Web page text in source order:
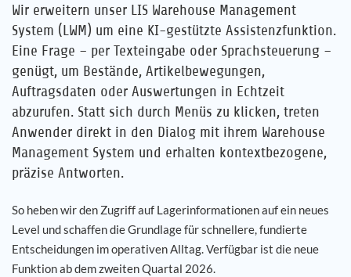
Wir erweitern unser LIS Warehouse Management
System (LWM) um eine KI-gestützte Assistenzfunktion.
Eine Frage – per Texteingabe oder Sprachsteuerung –
genügt, um Bestände, Artikelbewegungen,
Auftragsdaten oder Auswertungen in Echtzeit
abzurufen. Statt sich durch Menüs zu klicken, treten
Anwender direkt in den Dialog mit ihrem Warehouse
Management System und erhalten kontextbezogene,
präzise Antworten.
So heben wir den Zugriff auf Lagerinformationen auf ein neues
Level und schaffen die Grundlage für schnellere, fundierte
Entscheidungen im operativen Alltag. Verfügbar ist die neue
Funktion ab dem zweiten Quartal 2026.